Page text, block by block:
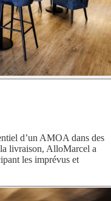
d’un AMOA dans des
livraison, AlloMarcel a
les imprévus et